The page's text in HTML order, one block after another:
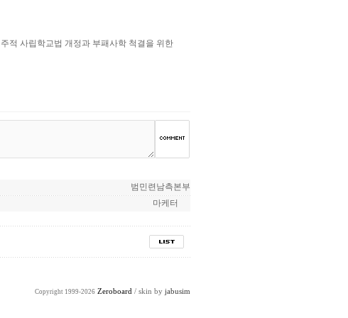
적 사립학교법 개정과 부패사학 척결을 위한
범민련남측본부
마케터
Copyright 1999-2026 Zeroboard / skin by jabusim